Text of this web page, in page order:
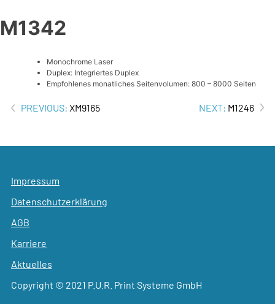
M1342
Monochrome Laser
Duplex: Integriertes Duplex
Empfohlenes monatliches Seitenvolumen: 800 – 8000 Seiten
Beitrags-
PREVIOUS: XM9165 NEXT: M1246
Impressum
Datenschutzerklärung
AGB
Karriere
Aktuelles
Copyright © 2021 P.U.R. Print Systeme GmbH